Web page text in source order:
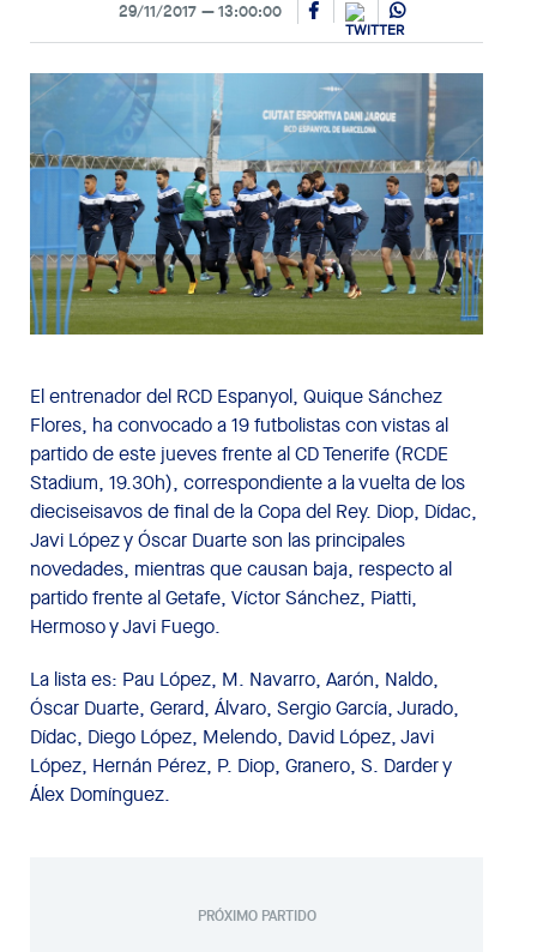
29/11/2017 13:00:00
El entrenador del RCD Espanyol, Quique Sánchez
Flores, ha convocado a 19 futbolistas con vistas al
partido de este jueves frente al CD Tenerife (RCDE
Stadium, 19.30h), correspondiente a la vuelta de los
dieciseisavos de final de la Copa del Rey. Diop, Dídac,
Javi López y Óscar Duarte son las principales
novedades, mientras que causan baja, respecto al
partido frente al Getafe, Víctor Sánchez, Piatti,
Hermoso y Javi Fuego.
La lista es: Pau López, M. Navarro, Aarón, Naldo,
Óscar Duarte, Gerard, Álvaro, Sergio García, Jurado,
Dídac, Diego López, Melendo, David López, Javi
López, Hernán Pérez, P. Diop, Granero, S. Darder y
Álex Domínguez.
PRÓXIMO PARTIDO